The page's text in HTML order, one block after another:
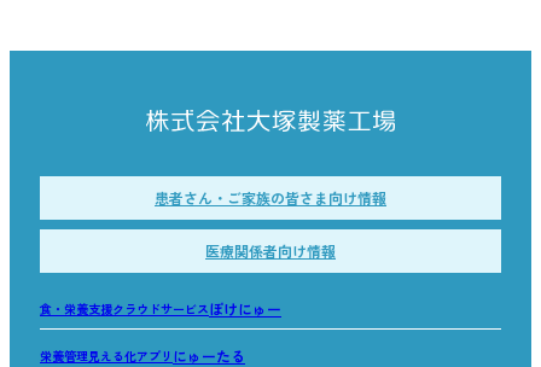
患者さん・ご家族の皆さま向け情報
医療関係者向け情報
食・栄養支援クラウドサービスぽけにゅー
栄養管理見える化アプリ にゅーたる